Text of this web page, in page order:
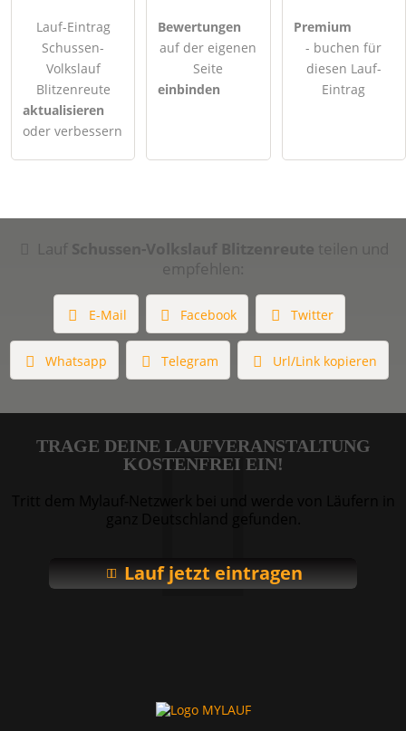
Lauf-Eintrag
Schussen-
Volkslauf
Blitzenreute
aktualisieren
oder verbessern
Bewertungen
auf der eigenen
Seite
einbinden
Premium
- buchen für
diesen Lauf-
Eintrag
Lauf Schussen-Volkslauf Blitzenreute teilen und
empfehlen:
E-Mail Facebook Twitter
Whatsapp Telegram Url/Link kopieren
TRAGE DEINE LAUFVERANSTALTUNG
KOSTENFREI EIN!
Lauf jetzt eintragen